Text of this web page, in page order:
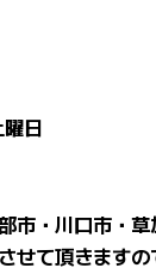
日
市・川口市・
せて頂きます